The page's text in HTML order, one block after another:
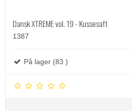
Dansk XTREME vol. 19 - Kussesaft
1387
På lager (83 )